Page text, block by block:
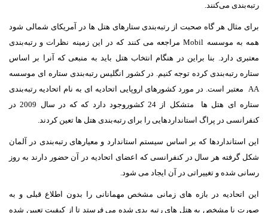
رتبه‌بندی می‌کنند.
برای مثال هر گاه صحبت از رتبه‌بندی ستارهای هتل ها در آمریکای شمالی شود
همه به موسسه Mobil مراجعه می کنند که در این زمینه نظرات و رتبه‌بندی
معتبری دارد. بنا براین در هنگام انتخاب هتل باید به منبعی که آنرا بر اساس
ستاره رتبه‌بندی کرده توجه کنیم. در کشور انگلیس رتبه‌بندی ستاره ای موسسه
AA معتبر است. در مورد کشورهای اروپایی اتحادیه ای به نام اتحادیه رتبه‌بندی
ستاره ای هتل ها متشکل از 24 کشوروجود دارد که که در سال 2009 در
کنفرانسی در پراگ استانداردهایی را برای رتبه‌بندی هتل ها تعین کردند.
این استانداردها که بر اساس سیستم استاندارد و معیارهای رتبه‌بندی در آلمان
شکل گرفته هر سال در کنفرانسی که اعضای اتحادیه در آن حضور دارند به روز
رسانی شده و تغییراتی در آن ایجاد می شود.
این اتحادیه در بازه های زمانی مشخص مهمانانی را بدون اطلاع قبلی و به
صورت نا مشخص به هتل های رتبه بدی شده می فرستد تا از کیفیت تعیین شده